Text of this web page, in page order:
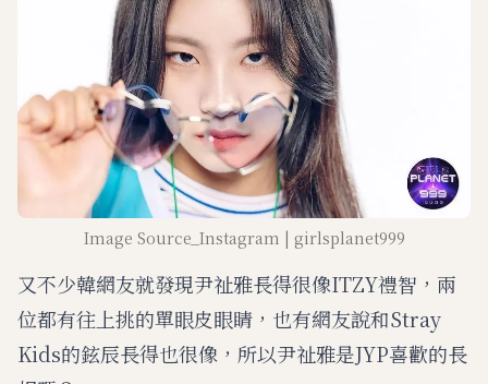
Image Source_Instagram | girlsplanet999
又不少韓網友就發現尹祉雅長得很像ITZY禮智，兩
位都有往上挑的單眼皮眼睛，也有網友說和Stray
Kids的鉉辰長得也很像，所以尹祉雅是JYP喜歡的長